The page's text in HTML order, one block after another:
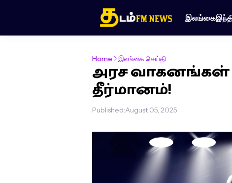
இலங்கை
Home இலங்கை செய்தி
அரச வாகனங்கள்
தீர்மானம்!
Published:August 05, 2025